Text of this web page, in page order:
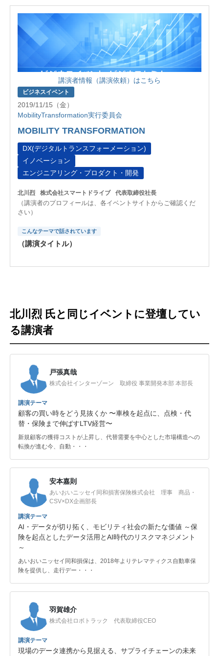
講演者情報（講演依頼）はこちら
ビジネスイベント
2019/11/15（金）
MobilityTransformation実行委員会
MOBILITY TRANSFORMATION
DX(デジタルトランスフォーメーション)
イノベーション
エンジニアリング・プロダクト・開発
北川烈 株式会社スマートドライブ 代表取締役社長
（講演者のプロフィールは、各イベントサイトからご確認くだ
さい）
こんなテーマで話されています
（講演タイトル）
北川烈 氏と同じイベントに登壇してい
る講演者
戸張真哉
株式会社インターゾーン 取締役 事業開発本部 本部長
講演テーマ
顧客の買い時をどう見抜くか 〜車検を起点に、点検・代
替・保険まで伸ばすLTV経営〜
新規顧客の獲得コストが上昇し、代替需要を中心とした市場構造への
転換が進む今、自動・・・
安本嘉則
あいおいニッセイ同和損害保険株式会社 理事 商品・
CSV×DX企画部長
講演テーマ
AI・データが切り拓く、モビリティ社会の新たな価値 ～保
険を起点としたデータ活用とAI時代のリスクマネジメント
～
あいおいニッセイ同和損保は、2018年よりテレマティクス自動車保
険を提供し、走行デー・・・
羽賀雄介
株式会社ロボトラック 代表取締役CEO
講演テーマ
現場のデータ連携から見据える、サプライチェーンの未来